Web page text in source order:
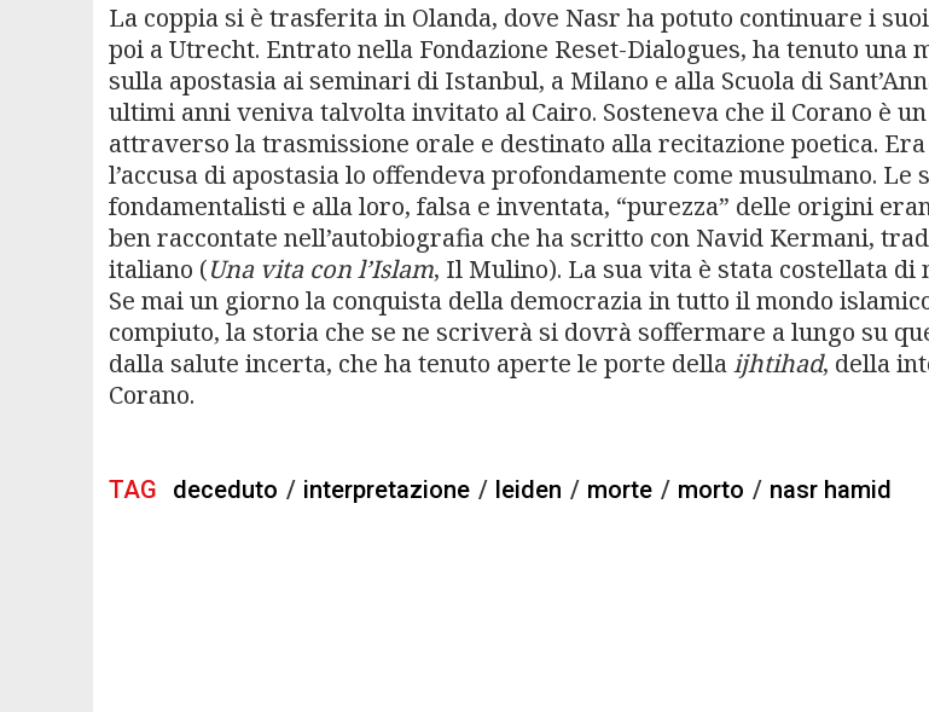
La coppia si è trasferita in Olanda, dove Nasr ha potuto continuare i
poi a Utrecht. Entrato nella Fondazione Reset-Dialogues, ha tenuto una
sulla apostasia ai seminari di Istanbul, a Milano e alla Scuola di
ultimi anni veniva talvolta invitato al Cairo. Sosteneva che il Corano è
attraverso la trasmissione orale e destinato alla recitazione poetica.
l’accusa di apostasia lo offendeva profondamente come musulmano. Le
fondamentalisti e alla loro, falsa e inventata, “purezza” delle origini
ben raccontate nell’autobiografia che ha scritto con Navid Kermani,
italiano (Una vita con l’Islam, Il Mulino). La sua vita è stata costellata di
Se mai un giorno la conquista della democrazia in tutto il mondo
compiuto, la storia che se ne scriverà si dovrà soffermare a lungo su
dalla salute incerta, che ha tenuto aperte le porte dellaijhtihad, della
Corano.
TAG deceduto / interpretazione / leiden / morte / morto / nasr hamid